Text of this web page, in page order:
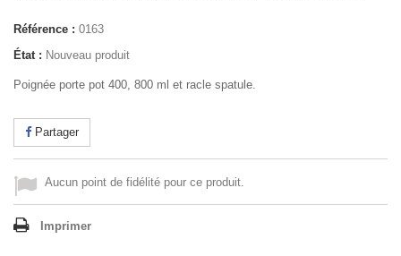
Référence : 0163
État : Nouveau produit
Poignée porte pot 400, 800 ml et racle spatule.
Partager
Aucun point de fidélité pour ce produit.
Imprimer